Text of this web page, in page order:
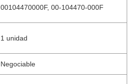
00104470000F, 00-104470-000F
1 unidad
Negociable